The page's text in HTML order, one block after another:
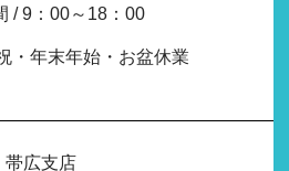
/ 9：00～18：00
・年末年始・お盆休業
帯広支店